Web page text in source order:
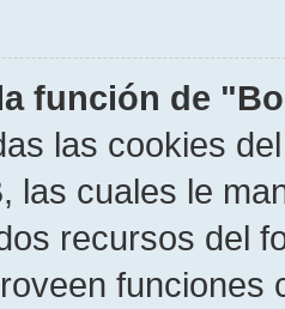
función de
las cookies
las cuales le
recursos del
funciones